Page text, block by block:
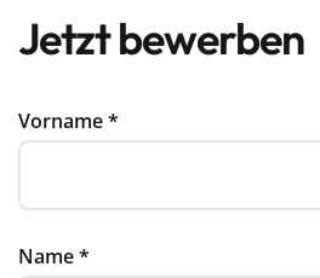
Jetzt bewerben
Vorname*
Name*